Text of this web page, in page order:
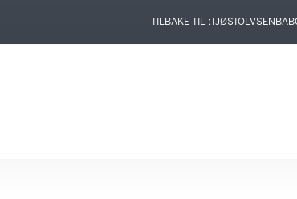
TILBAKE TIL : TJØSTOLVSEN